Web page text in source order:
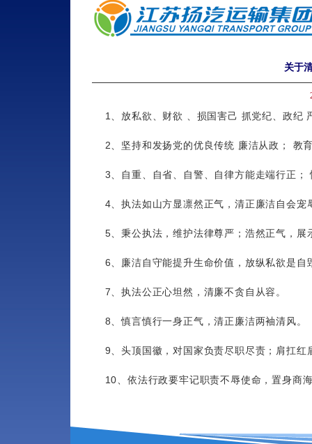
关于
1、放私欲、财欲 、损国害己 抓党纪、政纪
2、坚持和发扬党的优良传统 廉洁从政； 教
3、自重、自省、自警、自律方能走端行正
4、执法如山方显凛然正气，清正廉洁自会宠
5、秉公执法，维护法律尊严；浩然正气，展
6、廉洁自守能提升生命价值，放纵私欲是自
7、执法公正心坦然，清廉不贪自从容。
8、慎言慎行一身正气，清正廉洁两袖清风。
9、头顶国徽，对国家负责尽职尽责；肩扛红
10、依法行政要牢记职责不辱使命，置身商